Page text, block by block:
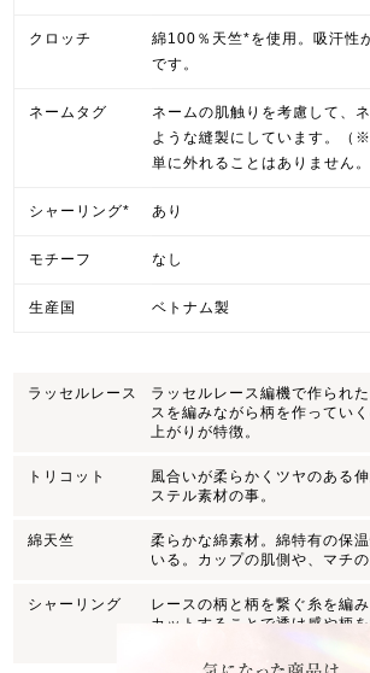
クロッチ
綿100％天竺*を使用。吸汗性
です。
ネームタグ
ネームの肌触りを考慮して、
ような縫製にしています。（
単に外れることはありません。
シャーリング* あり
モチーフ なし
生産国 ベトナム製
ラッセルレース
ラッセルレース編機で作られ
スを編みながら柄を作ってい
上がりが特徴。
トリコット
風合いが柔らかくツヤのある
ステル素材の事。
綿天竺
柔らかな綿素材。綿特有の保
いる。カップの肌側や、マチの
シャーリング
レースの柄と柄を繋ぐ糸を編
カットすることで透け感や柄